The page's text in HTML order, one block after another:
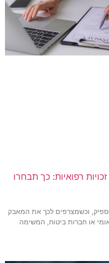
רפואיות: כך תבחרו
וכשמצרפים לכך את המאבק
או חברות ביטוח, המשימה